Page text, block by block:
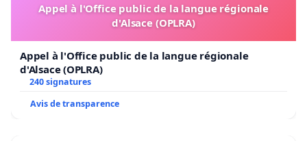
Appel à l'Office public de la langue régionale
d'Alsace (OPLRA)
Appel à l'Office public de la langue régionale
d'Alsace (OPLRA)
240 signatures
Avis de transparence